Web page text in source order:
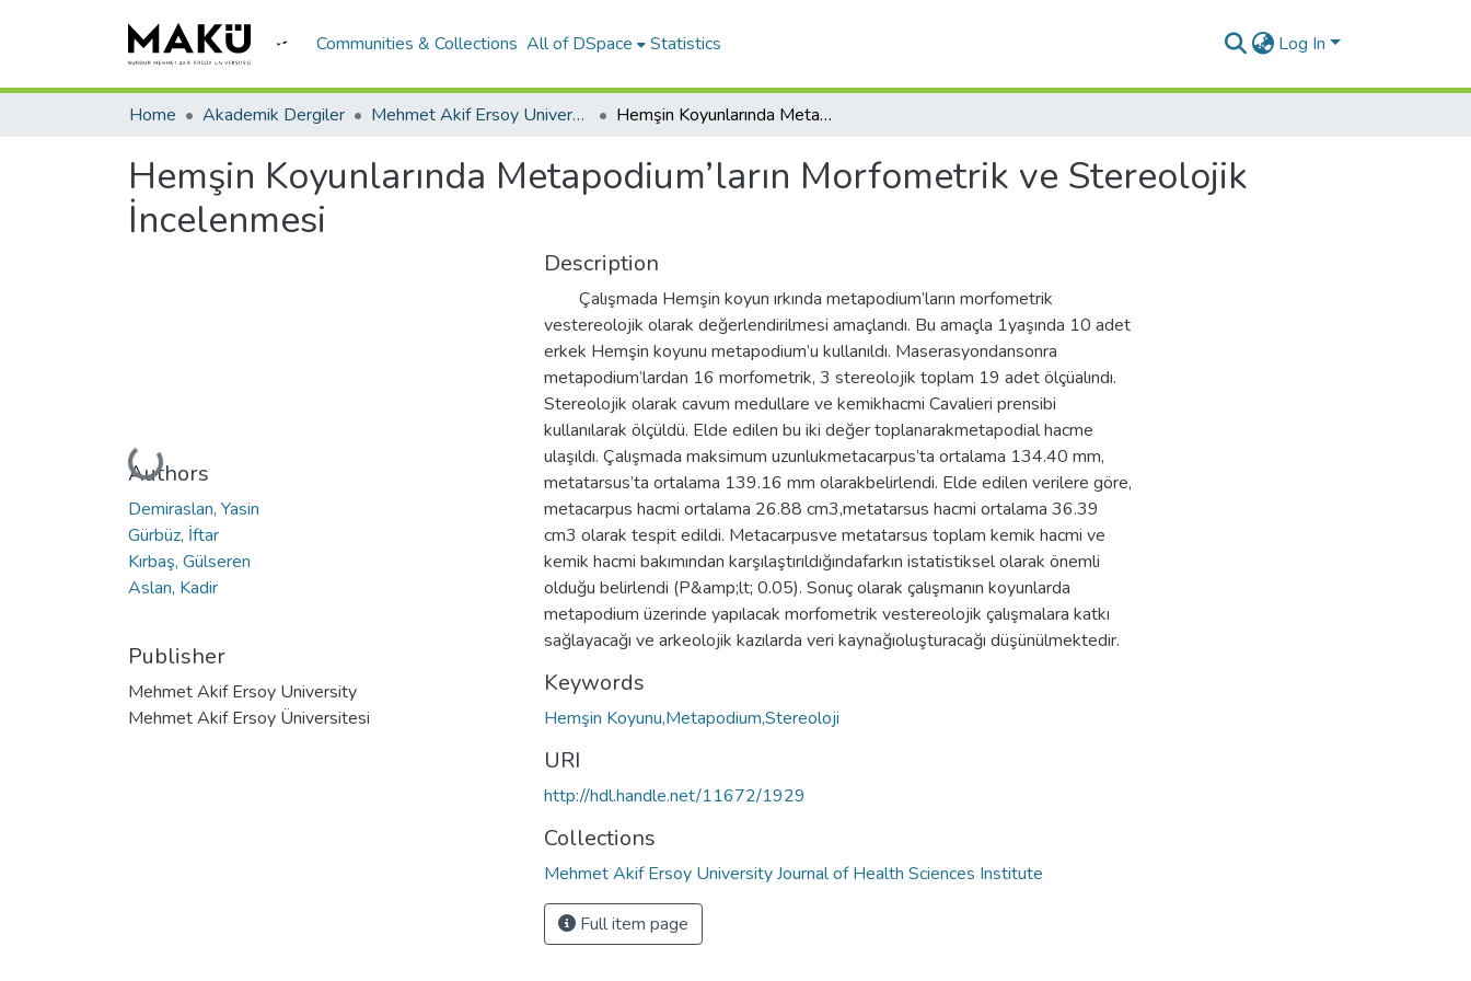
Communities & Collections All of DSpace Statistics Log In
Home Akademik Dergiler Mehmet Akif Ersoy University Journal of Health Sciences Institute Hemşin Koyunlarında Metapodium’ların Morfometrik ve Stereolojik İncelenmesi
Hemşin Koyunlarında Metapodium’ların Morfometrik ve Stereolojik
İncelenmesi
Loading...
Authors
Demiraslan, Yasin
Gürbüz, İftar
Kırbaş, Gülseren
Aslan, Kadir
Publisher
Mehmet Akif Ersoy University
Mehmet Akif Ersoy Üniversitesi
Description
Çalışmada Hemşin koyun ırkında metapodium’ların morfometrik
vestereolojik olarak değerlendirilmesi amaçlandı. Bu amaçla 1yaşında 10 adet
erkek Hemşin koyunu metapodium’u kullanıldı. Maserasyondansonra
metapodium’lardan 16 morfometrik, 3 stereolojik toplam 19 adet ölçüalındı.
Stereolojik olarak cavum medullare ve kemikhacmi Cavalieri prensibi
kullanılarak ölçüldü. Elde edilen bu iki değer toplanarakmetapodial hacme
ulaşıldı. Çalışmada maksimum uzunlukmetacarpus’ta ortalama 134.40 mm,
metatarsus’ta ortalama 139.16 mm olarakbelirlendi. Elde edilen verilere göre,
metacarpus hacmi ortalama 26.88 cm3,metatarsus hacmi ortalama 36.39
cm3 olarak tespit edildi. Metacarpusve metatarsus toplam kemik hacmi ve
kemik hacmi bakımından karşılaştırıldığındafarkın istatistiksel olarak önemli
olduğu belirlendi (P&amp;lt; 0.05). Sonuç olarak çalışmanın koyunlarda
metapodium üzerinde yapılacak morfometrik vestereolojik çalışmalara katkı
sağlayacağı ve arkeolojik kazılarda veri kaynağıoluşturacağı düşünülmektedir.
Keywords
Hemşin Koyunu,Metapodium,Stereoloji
URI
http://hdl.handle.net/11672/1929
Collections
Mehmet Akif Ersoy University Journal of Health Sciences Institute
Full item page